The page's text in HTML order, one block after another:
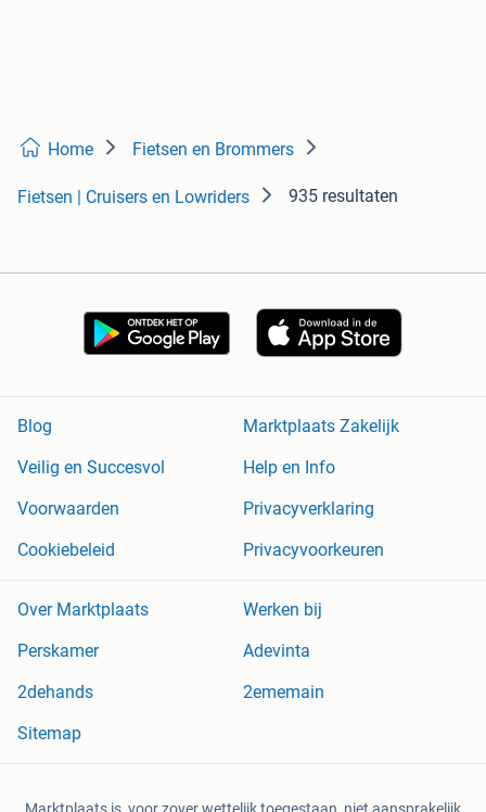
Home Fietsen en Brommers
Fietsen | Cruisers en Lowriders 935 resultaten
Blog
Marktplaats Zakelijk
Veilig en Succesvol
Help en Info
Voorwaarden
Privacyverklaring
Cookiebeleid
Privacyvoorkeuren
Over Marktplaats
Werken bij
Perskamer
Adevinta
2dehands
2ememain
Sitemap